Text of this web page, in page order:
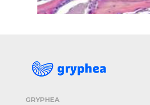
GRYPHEA